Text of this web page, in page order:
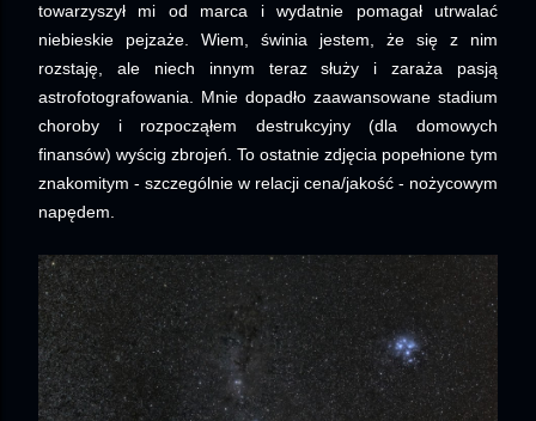
towarzyszył mi od marca i wydatnie pomagał utrwalać
niebieskie pejzaże. Wiem, świnia jestem, że się z nim
rozstaję, ale niech innym teraz służy i zaraża pasją
astrofotografowania. Mnie dopadło zaawansowane stadium
choroby i rozpocząłem destrukcyjny (dla domowych
finansów) wyścig zbrojeń. To ostatnie zdjęcia popełnione tym
znakomitym - szczególnie w relacji cena/jakość - nożycowym
napędem.